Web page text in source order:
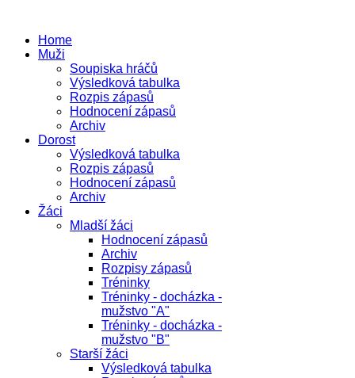
Home
Muži
Soupiska hráčů
Výsledková tabulka
Rozpis zápasů
Hodnocení zápasů
Archiv
Dorost
Výsledková tabulka
Rozpis zápasů
Hodnocení zápasů
Archiv
Žáci
Mladší žáci
Hodnocení zápasů
Archiv
Rozpisy zápasů
Tréninky
Tréninky - docházka -
mužstvo "A"
Tréninky - docházka -
mužstvo "B"
Starší žáci
Výsledková tabulka